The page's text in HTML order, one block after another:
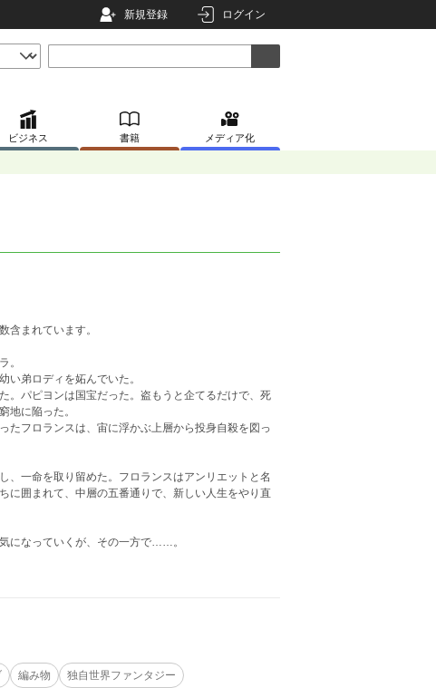
新規登録 ログイン
ビジネス 書籍 メディア化
含まれています。
。
い弟ロディを妬んでいた。
。パピヨンは国宝だった。盗もうと企てるだけで、死
地に陥った。
たフロランスは、宙に浮かぶ上層から投身自殺を図っ
、一命を取り留めた。フロランスはアンリエットと名
に囲まれて、中層の五番通りで、新しい人生をやり直
になっていくが、その一方で……。
編み物 独自世界ファンタジー